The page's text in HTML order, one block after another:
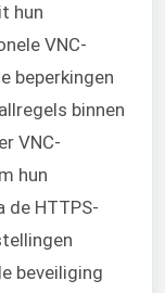
hun
VNC-
beperkingen
binnen
VNC-
hun
de HTTPS-
beveiliging